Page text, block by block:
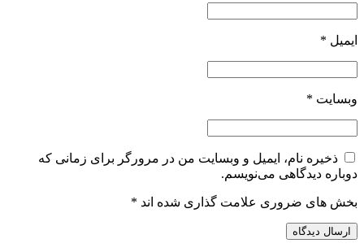
ایمیل *
وبسایت *
ذخیره نام، ایمیل و وبسایت من در مرورگر برای زمانی که
دوباره دیدگاهی می‌نویسم.
بخش های ضروری علامت گذاری شده اند *